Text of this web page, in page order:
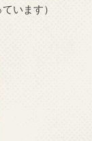
います）